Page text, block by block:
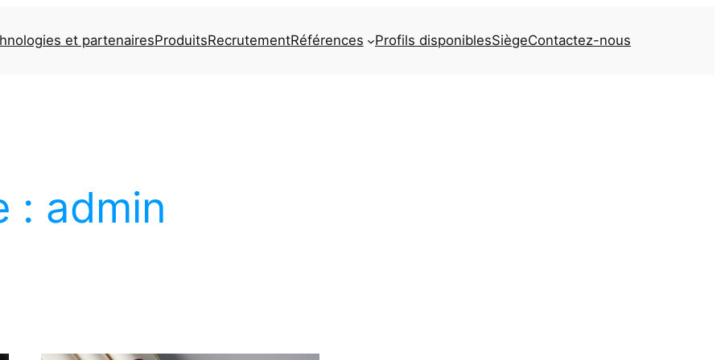
et partenairesProduitsRecrutementRéférences Profils disponiblesSiègeContactez-nous
: admin